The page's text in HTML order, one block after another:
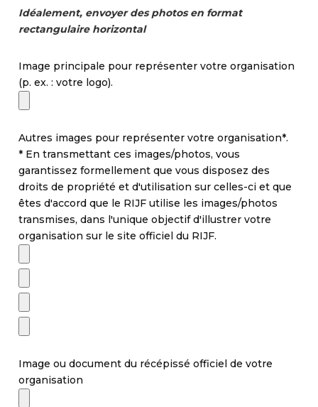
Idéalement, envoyer des photos en format
rectangulaire horizontal
Image principale pour représenter votre organisation
(p. ex. : votre logo).
Autres images pour représenter votre organisation*.
* En transmettant ces images/photos, vous
garantissez formellement que vous disposez des
droits de propriété et d'utilisation sur celles-ci et que
êtes d'accord que le RIJF utilise les images/photos
transmises, dans l'unique objectif d'illustrer votre
organisation sur le site officiel du RIJF.
Image ou document du récépissé officiel de votre
organisation